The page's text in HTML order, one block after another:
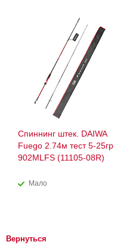
Спиннинг штек. DAIWA
Fuego 2.74м тест 5-25гр
902MLFS (11105-08R)
Мало
Вернуться